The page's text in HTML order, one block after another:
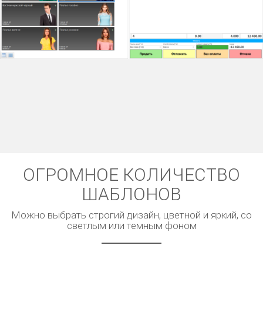
ОГРОМНОЕ КОЛИЧЕСТВО
ШАБЛОНОВ
Можно выбрать строгий дизайн, цветной и яркий, со
светлым или темным фоном